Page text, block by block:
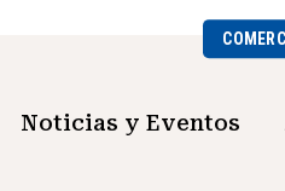
Noticias y Eventos